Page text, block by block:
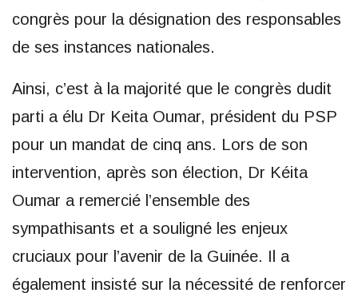
congrès pour la désignation des responsables
de ses instances nationales.
Ainsi, c’est à la majorité que le congrès dudit
parti a élu Dr Keita Oumar, président du PSP
pour un mandat de cinq ans. Lors de son
intervention, après son élection, Dr Kéita
Oumar a remercié l’ensemble des
sympathisants et a souligné les enjeux
cruciaux pour l’avenir de la Guinée. Il a
également insisté sur la nécessité de renforcer